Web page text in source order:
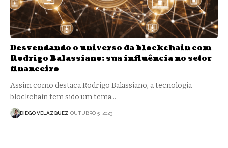
Desvendando o universo da blockchain com
Rodrigo Balassiano: sua influência no setor
financeiro
Assim como destaca Rodrigo Balassiano, a tecnologia
blockchain tem sido um tema…
DIEGO VELÁZQUEZ OUTUBRO 5, 2023